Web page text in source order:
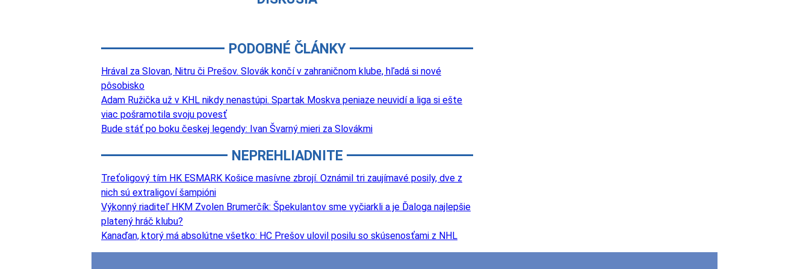
PODOBNÉ ČLÁNKY
Hrával za Slovan, Nitru či Prešov. Slovák končí v zahraničnom klube, hľadá si nové
pôsobisko
Adam Ružička už v KHL nikdy nenastúpi. Spartak Moskva peniaze neuvidí a liga si ešte
viac pošramotila svoju povesť
Bude stáť po boku českej legendy: Ivan Švarný mieri za Slovákmi
NEPREHLIADNITE
Treťoligový tím HK ESMARK Košice masívne zbrojí. Oznámil tri zaujímavé posily, dve z
nich sú extraligoví šampióni
Výkonný riaditeľ HKM Zvolen Brumerčík: Špekulantov sme vyčiarkli a je Ďaloga najlepšie
platený hráč klubu?
Kanaďan, ktorý má absolútne všetko: HC Prešov ulovil posilu so skúsenosťami z NHL